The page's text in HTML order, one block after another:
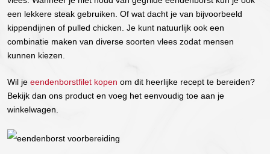
een lekkere steak gebruiken. Of wat dacht je van bijvoorbeeld
kippendijnen of pulled chicken. Je kunt natuurlijk ook een
combinatie maken van diverse soorten vlees zodat mensen
kunnen kiezen.
Wil je eendenborstfilet kopen om dit heerlijke recept te bereiden?
Bekijk dan ons product en voeg het eenvoudig toe aan je
winkelwagen.